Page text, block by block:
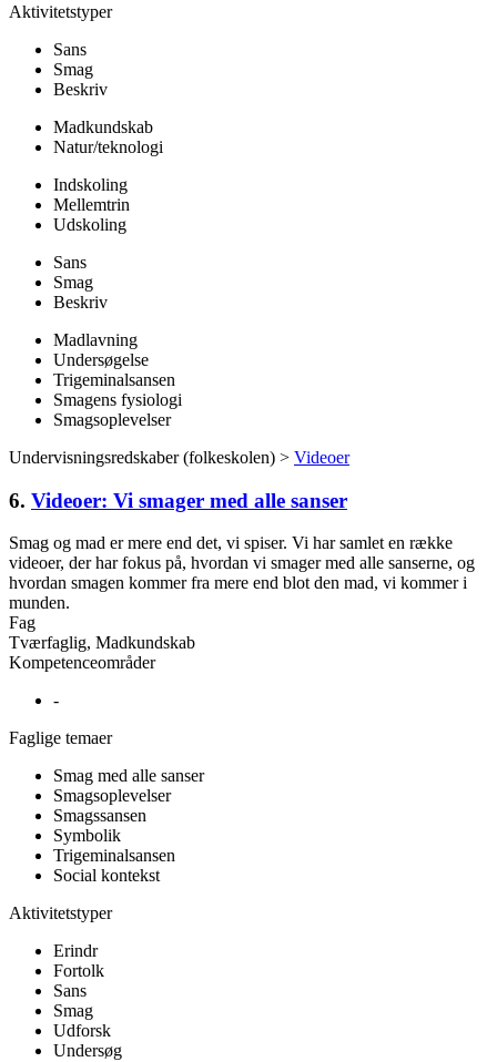
Aktivitetstyper
Sans
Smag
Beskriv
Madkundskab
Natur/teknologi
Indskoling
Mellemtrin
Udskoling
Sans
Smag
Beskriv
Madlavning
Undersøgelse
Trigeminalsansen
Smagens fysiologi
Smagsoplevelser
Undervisningsredskaber (folkeskolen) > Videoer
6. Videoer: Vi smager med alle sanser
Smag og mad er mere end det, vi spiser. Vi har samlet en række
videoer, der har fokus på, hvordan vi smager med alle sanserne, og
hvordan smagen kommer fra mere end blot den mad, vi kommer i
munden.
Fag
Tværfaglig, Madkundskab
Kompetenceområder
-
Faglige temaer
Smag med alle sanser
Smagsoplevelser
Smagssansen
Symbolik
Trigeminalsansen
Social kontekst
Aktivitetstyper
Erindr
Fortolk
Sans
Smag
Udforsk
Undersøg